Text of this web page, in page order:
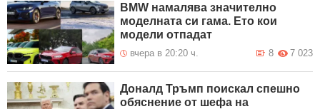
BMW намалява значително
моделната си гама. Ето кои
модели отпадат
вчера в 20:20 ч. 7 023
8
Доналд Тръмп поискал спешно
обяснение от шефа на